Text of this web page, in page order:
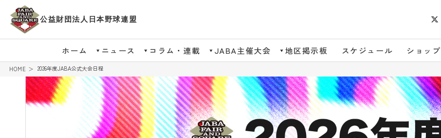
公益財団法人日本野球連盟
ホーム ニュース コラム・連載 JABA主催大会 地区掲示板 スケジュール ショップ
HOME 2026年度JABA公式大会日程